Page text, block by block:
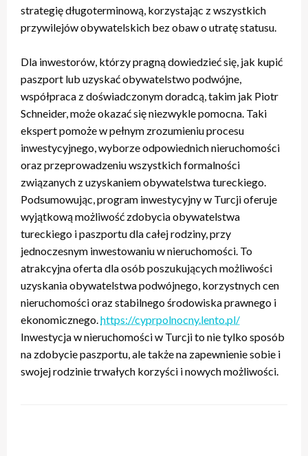
strategię długoterminową, korzystając z wszystkich
przywilejów obywatelskich bez obaw o utratę statusu.
Dla inwestorów, którzy pragną dowiedzieć się, jak kupić
paszport lub uzyskać obywatelstwo podwójne,
współpraca z doświadczonym doradcą, takim jak Piotr
Schneider, może okazać się niezwykle pomocna. Taki
ekspert pomoże w pełnym zrozumieniu procesu
inwestycyjnego, wyborze odpowiednich nieruchomości
oraz przeprowadzeniu wszystkich formalności
związanych z uzyskaniem obywatelstwa tureckiego.
Podsumowując, program inwestycyjny w Turcji oferuje
wyjątkową możliwość zdobycia obywatelstwa
tureckiego i paszportu dla całej rodziny, przy
jednoczesnym inwestowaniu w nieruchomości. To
atrakcyjna oferta dla osób poszukujących możliwości
uzyskania obywatelstwa podwójnego, korzystnych cen
nieruchomości oraz stabilnego środowiska prawnego i
ekonomicznego. https://cyprpolnocny.lento.pl/
Inwestycja w nieruchomości w Turcji to nie tylko sposób
na zdobycie paszportu, ale także na zapewnienie sobie i
swojej rodzinie trwałych korzyści i nowych możliwości.